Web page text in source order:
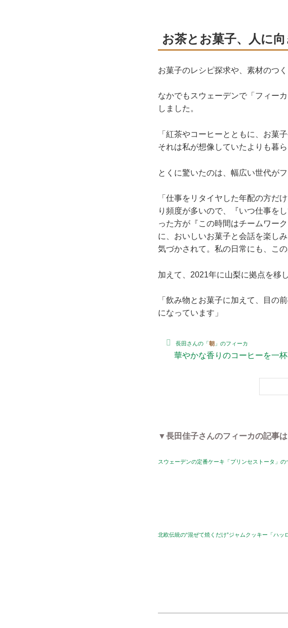
お茶とお菓子、人に
お菓子のレシピ探求や、素材のつ
なかでもスウェーデンで「フィー
しました。
「紅茶やコーヒーとともに、お菓
それは私が想像していたよりも暮
とくに驚いたのは、幅広い世代が
「仕事をリタイヤした年配の方だ
り頻度が多いので、『いつ仕事を
った方が『この時間はチームワー
に、おいしいお菓子と会話を楽し
気づかされて。私の日常にも、こ
加えて、2021年に山梨に拠点を移
「飲み物とお菓子に加えて、目の
になっています」
長田さんの「朝 」のフィーカ
華やかな香りのコーヒーを一杯
▼長田佳子さんのフィーカの記事
スウェーデンの定番ケーキ「プリンセストータ」の
北欧伝統の“混ぜて焼くだけ”ジャムクッキー「ハッ